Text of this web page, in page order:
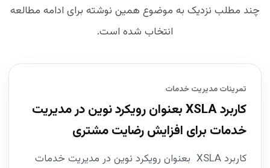
چند مطلب نزدیک به موضوع همین نوشته برای ادامه مطالعه
انتخاب شده است.
تمرینات مدیریت خدمات
کاربرد XSLA بعنوان رویکرد نوین در مدیریت
خدمات برای افزایش رضایت مشتری
کاربرد XSLA بعنوان رویکرد نوین در مدیریت خدمات